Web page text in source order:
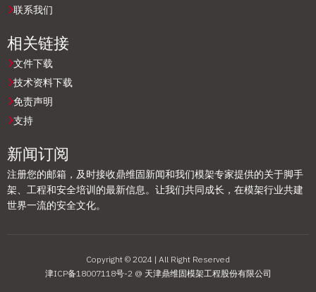
联系我们
相关链接
文件下载
技术资料下载
免责声明
支持
新闻订阅
注册您的邮箱，及时接收鼎维固新闻和我们模架专家提供的关于脚手
架、工程和安全培训的最新信息。让我们共同成长，在模架行业共建
世界一流的安全文化。
Copyright © 2024 | All Right Reserved
津ICP备18007118号-2 @ 天津鼎维固模架工程股份有限公司